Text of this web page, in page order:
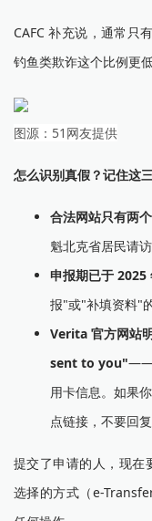
CAFC 补充说，通常只
钓鱼类欺诈这个比例更
图源：51网友提供
怎么识别真假？记住这
合法网站只有两个
魁北克省居民请
申报期已于 2025
报"或"补填资料"
Verita 官方网站
sent to you"——
用卡信息。如果
点链接，不要回复
提交了申请的人，现
选择的方式（e-